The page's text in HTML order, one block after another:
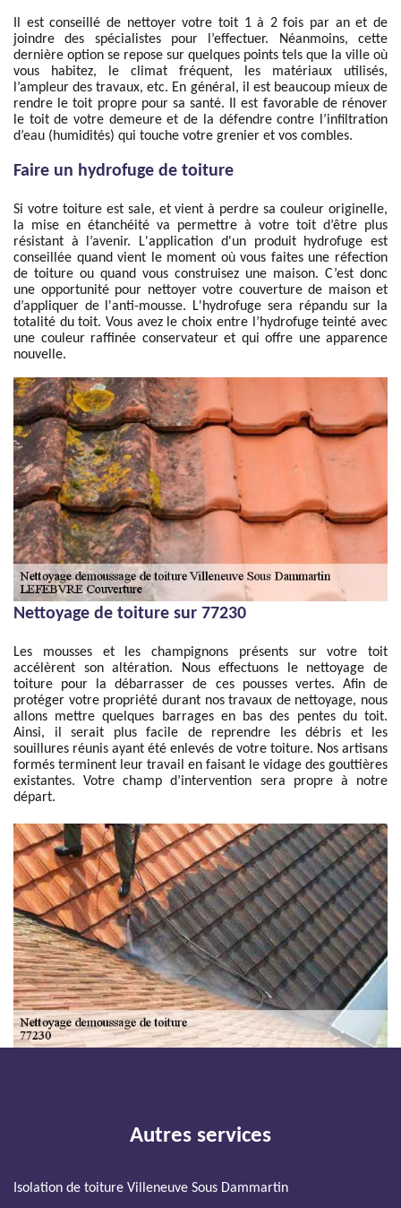
Il est conseillé de nettoyer votre toit 1 à 2 fois par an et de
joindre des spécialistes pour l’effectuer. Néanmoins, cette
dernière option se repose sur quelques points tels que la ville où
vous habitez, le climat fréquent, les matériaux utilisés,
l’ampleur des travaux, etc. En général, il est beaucoup mieux de
rendre le toit propre pour sa santé. Il est favorable de rénover
le toit de votre demeure et de la défendre contre l’infiltration
d’eau (humidités) qui touche votre grenier et vos combles.
Faire un hydrofuge de toiture
Si votre toiture est sale, et vient à perdre sa couleur originelle,
la mise en étanchéité va permettre à votre toit d’être plus
résistant à l’avenir. L'application d'un produit hydrofuge est
conseillée quand vient le moment où vous faites une réfection
de toiture ou quand vous construisez une maison. C’est donc
une opportunité pour nettoyer votre couverture de maison et
d’appliquer de l'anti-mousse. L'hydrofuge sera répandu sur la
totalité du toit. Vous avez le choix entre l’hydrofuge teinté avec
une couleur raffinée conservateur et qui offre une apparence
nouvelle.
Nettoyage de toiture sur 77230
Les mousses et les champignons présents sur votre toit
accélèrent son altération. Nous effectuons le nettoyage de
toiture pour la débarrasser de ces pousses vertes. Afin de
protéger votre propriété durant nos travaux de nettoyage, nous
allons mettre quelques barrages en bas des pentes du toit.
Ainsi, il serait plus facile de reprendre les débris et les
souillures réunis ayant été enlevés de votre toiture. Nos artisans
formés terminent leur travail en faisant le vidage des gouttières
existantes. Votre champ d’intervention sera propre à notre
départ.
Autres services
Isolation de toiture Villeneuve Sous Dammartin